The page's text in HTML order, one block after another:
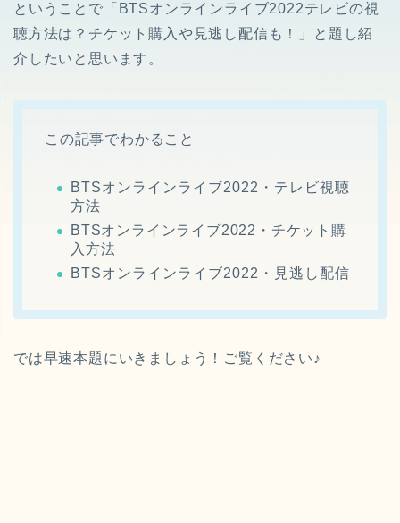
ということで「BTSオンラインライブ2022テレビの視
聴方法は？チケット購入や見逃し配信も！」と題し紹
介したいと思います。
この記事でわかること
BTSオンラインライブ2022・テレビ視聴
方法
BTSオンラインライブ2022・チケット購
入方法
BTSオンラインライブ2022・見逃し配信
では早速本題にいきましょう！ご覧ください♪